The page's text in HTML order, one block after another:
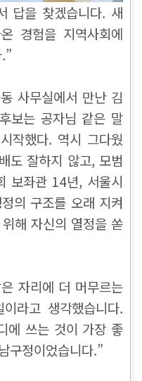
답을 찾겠습니다. 새
경험을 지역사회에
사무실에서 만난 김
보는 공자님 같은 말
작했다. 역시 그다웠
도 잘하지 않고, 모범
보좌관 14년, 서울시
의 구조를 오래 지켜
해 자신의 열정을 쏟
자리에 더 머무르는
라고 생각했습니다.
에 쓰는 것이 가장 좋
구정이었습니다.”